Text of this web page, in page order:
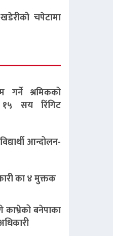
खडेरीको चपेटामा
गर्ने श्रमिकको
सय रिंगिट
आन्दोलन-
का ४ मुक्तक
बनेपाका